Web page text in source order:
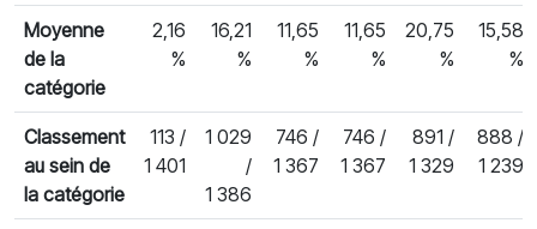
Moyenne
de la
catégorie
2,16
%
16,21
%
11,65
%
11,65
%
20,75
%
15,58
%
Classement
au sein de
la catégorie
113 /
1 401
1 029
/
1 386
746 /
1 367
746 /
1 367
891 /
1 329
888 /
1 239